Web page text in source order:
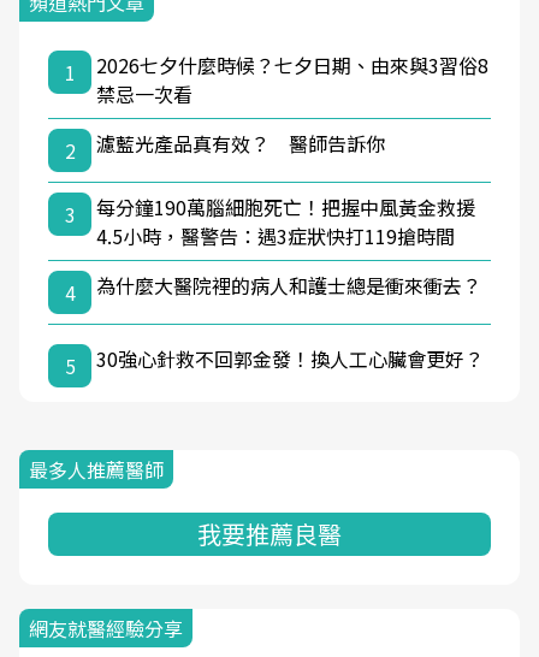
1
2026七夕什麼時候？七夕日期、由來與3習俗8
禁忌一次看
2
濾藍光產品真有效？ 醫師告訴你
3
每分鐘190萬腦細胞死亡！把握中風黃金救援
4.5小時，醫警告：遇3症狀快打119搶時間
4
為什麼大醫院裡的病人和護士總是衝來衝去？
5 30強心針救不回郭金發！換人工心臟會更好？
最多人推薦醫師
我要推薦良醫
網友就醫經驗分享